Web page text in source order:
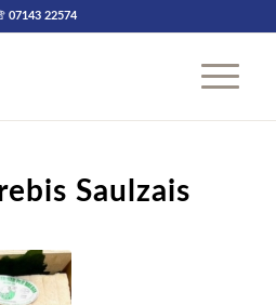
07143 22574
Saulzais